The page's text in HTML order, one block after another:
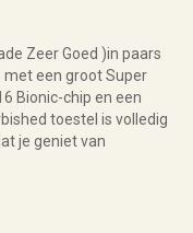
Zeer Goed )in paars
een groot Super
Bionic-chip en een
toestel is volledig
je geniet van